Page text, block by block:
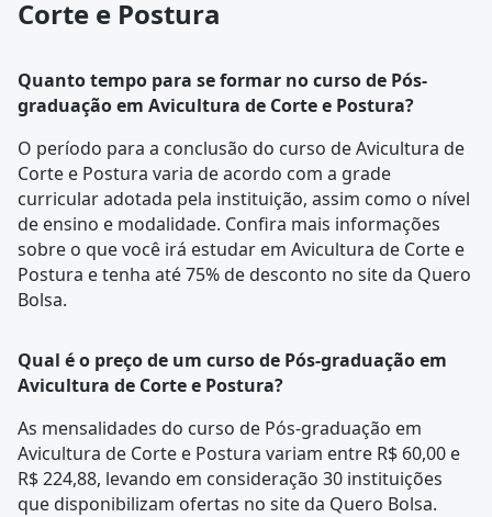
Corte e Postura
Quanto tempo para se formar no curso de Pós-
graduação em Avicultura de Corte e Postura?
O período para a conclusão do curso de Avicultura de
Corte e Postura varia de acordo com a grade
curricularadotada pela instituição, assim como o nível
de ensino e modalidade. Confira mais informações
sobre o que você irá estudar em Avicultura de Corte e
Postura e tenha até 75% de desconto no site da Quero
Bolsa.
Qual é o preço de um curso de Pós-graduação em
Avicultura de Corte e Postura?
As mensalidades do curso de Pós-graduação em
Avicultura de Corte e Postura variam entre R$ 60,00 e
R$ 224,88, levando em consideração 30 instituições
que disponibilizam ofertas no site da Quero Bolsa.